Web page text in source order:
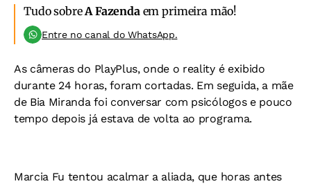
Tudo sobreA Fazendaem primeira mão!
Entre no canal do WhatsApp.
As câmeras do PlayPlus, onde o reality é exibido
durante 24 horas, foram cortadas. Em seguida, a mãe
de Bia Miranda foi conversar com psicólogos e pouco
tempo depois já estava de volta ao programa.
Marcia Fu tentou acalmar a aliada, que horas antes